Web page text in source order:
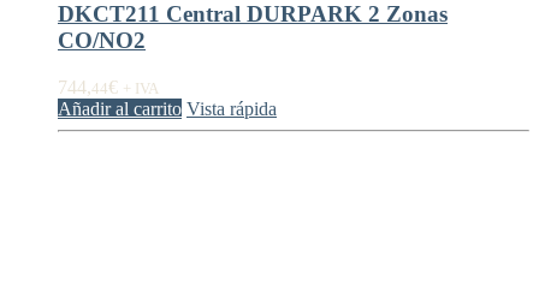
DKCT211 Central DURPARK 2 Zonas
CO/NO2
744,44€ + IVA
Añadir al carrito Vista rápida